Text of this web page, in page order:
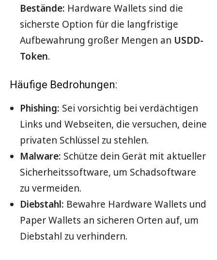
Bestände: Hardware Wallets sind die
sicherste Option für die langfristige
Aufbewahrung großer Mengen an USDD-
Token.
Häufige Bedrohungen:
Phishing: Sei vorsichtig bei verdächtigen
Links und Webseiten, die versuchen, deine
privaten Schlüssel zu stehlen.
Malware: Schütze dein Gerät mit aktueller
Sicherheitssoftware, um Schadsoftware
zu vermeiden.
Diebstahl: Bewahre Hardware Wallets und
Paper Wallets an sicheren Orten auf, um
Diebstahl zu verhindern.